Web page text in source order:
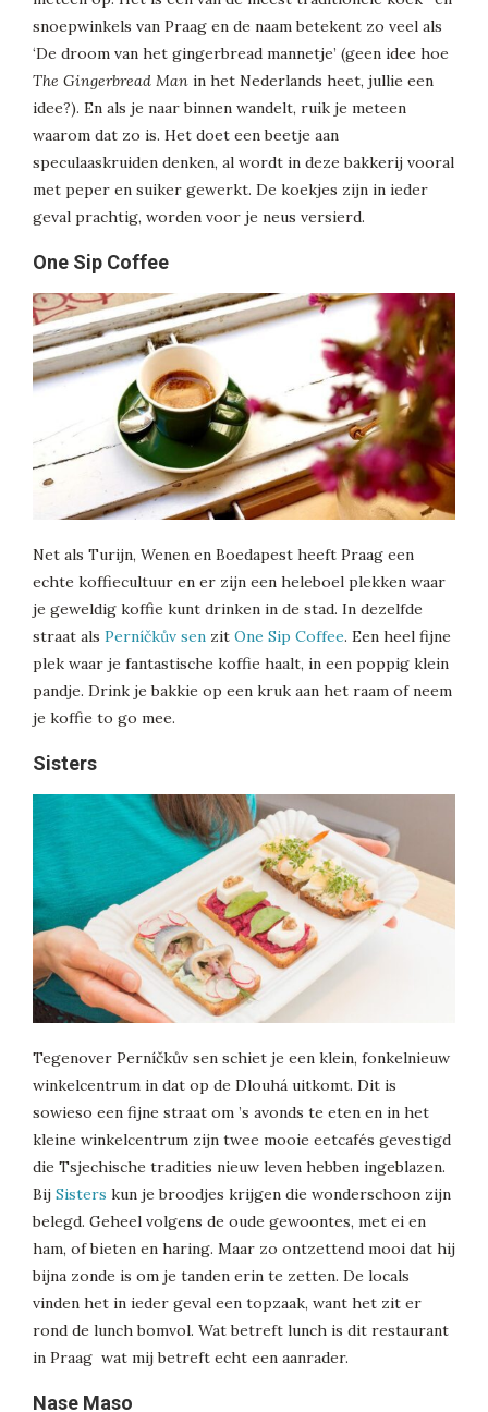
snoepwinkels van Praag en de naam betekent zo veel als
‘De droom van het gingerbread mannetje’ (geen idee hoe
The Gingerbread Man in het Nederlands heet, jullie een
idee?). En als je naar binnen wandelt, ruik je meteen
waarom dat zo is. Het doet een beetje aan
speculaaskruiden denken, al wordt in deze bakkerij vooral
met peper en suiker gewerkt. De koekjes zijn in ieder
geval prachtig, worden voor je neus versierd.
One Sip Coffee
Net als Turijn, Wenen en Boedapest heeft Praag een
echte koffiecultuur en er zijn een heleboel plekken waar
je geweldig koffie kunt drinken in de stad. In dezelfde
straat als Perníčkův sen zit One Sip Coffee. Een heel fijne
plek waar je fantastische koffie haalt, in een poppig klein
pandje. Drink je bakkie op een kruk aan het raam of neem
je koffie to go mee.
Sisters
Tegenover Perníčkův sen schiet je een klein, fonkelnieuw
winkelcentrum in dat op de Dlouhá uitkomt. Dit is
sowieso een fijne straat om ’s avonds te eten en in het
kleine winkelcentrum zijn twee mooie eetcafés gevestigd
die Tsjechische tradities nieuw leven hebben ingeblazen.
Bij Sisters kun je broodjes krijgen die wonderschoon zijn
belegd. Geheel volgens de oude gewoontes, met ei en
ham, of bieten en haring. Maar zo ontzettend mooi dat hij
bijna zonde is om je tanden erin te zetten. De locals
vinden het in ieder geval een topzaak, want het zit er
rond de lunch bomvol. Wat betreft lunch is dit restaurant
in Praag wat mij betreft echt een aanrader.
Nase Maso